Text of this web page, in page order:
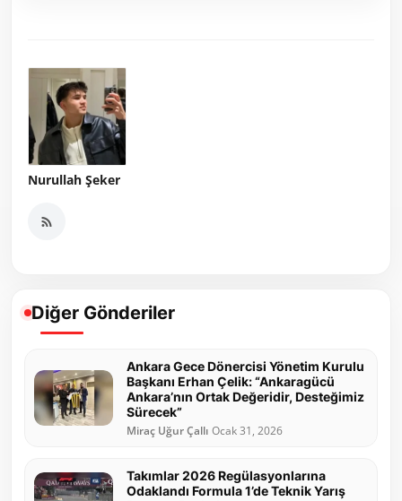
Nurullah Şeker
Diğer Gönderiler
Ankara Gece Dönercisi Yönetim Kurulu
Başkanı Erhan Çelik: “Ankaragücü
Ankara’nın Ortak Değeridir, Desteğimiz
Sürecek”
Miraç Uğur Çallı Ocak 31, 2026
Takımlar 2026 Regülasyonlarına
Odaklandı Formula 1’de Teknik Yarış